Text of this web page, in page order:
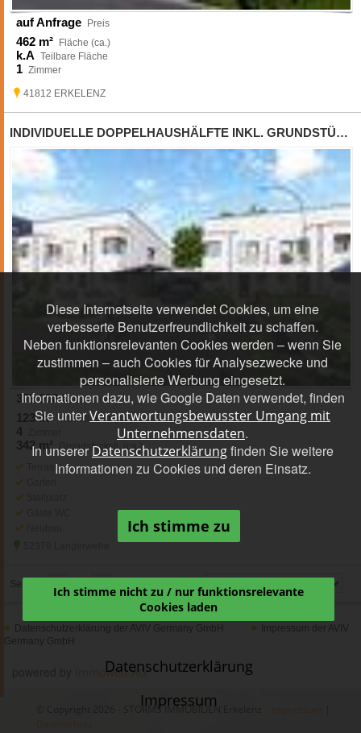
auf Anfrage Preis
462 m² Fläche (ca.)
k.A Teilbare Fläche
1 Zimmer
41812 ERKELENZ
INDIVIDUELLE DOPPELHAUSHÄLFTE INKL. GRUNDSTÜCK - AUSBAUHAUS
379.000 € Kaufpreis
123 m² Wohnfläche (ca.)
4
342 m²
Grundstücksfl. (ca.)
Terrasse
Seiten: « »
Datenschutzerklärung der AVIV Germany GmbH
Impressum der AVIV
Germany GmbH
Immowelt AG
© Copyright 2026 - STORMS IMMOBILIEN Erkelenz
Diese Internetseite verwendet Cookies, um eine
verbesserte Benutzerfreundlichkeit zu schaffen.
Neben funktionsrelevanten Cookies werden – wenn Sie
zustimmen – auch Cookies für Analysezwecke und
personalisierte Werbung eingesetzt.
Informationen dazu, wie Google Daten verwendet, finden
Sie unterVerantwortungsbewusster Umgang mit
Unternehmensdaten.
In unsererDatenschutzerklärungfinden Sie weitere
Informationen zu Cookies und deren Einsatz.
Ich stimme zu
Ich stimme nicht zu / nur funktionsrelevante
Cookies laden
Datenschutzerklärung
Impressum